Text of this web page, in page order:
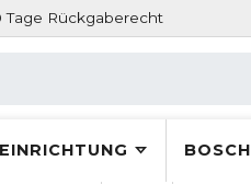
Tage Rückgaberecht
BOSCH